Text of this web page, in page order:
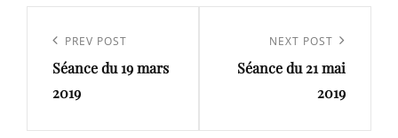
l’article
Previous
Post
PREV POST
Séance du 19 mars
2019
Post
NEXT POST
Séance du 21 mai
2019